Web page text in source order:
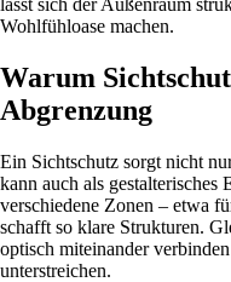
Wohlfühloase machen.
Warum
Abgrenzung
Ein Sichtschutz sorgt nicht
kann auch als gestalterisches
verschiedene Zonen – etwa
schafft so klare Strukturen.
optisch miteinander
unterstreichen.